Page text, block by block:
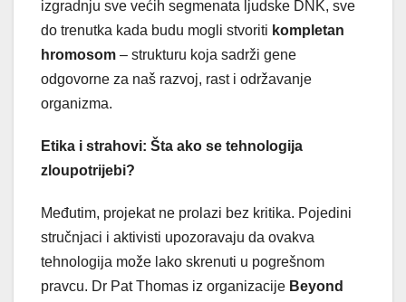
izgradnju sve većih segmenata ljudske DNK, sve
do trenutka kada budu mogli stvoriti kompletan
hromosom – strukturu koja sadrži gene
odgovorne za naš razvoj, rast i održavanje
organizma.
Etika i strahovi: Šta ako se tehnologija
zloupotrijebi?
Međutim, projekat ne prolazi bez kritika. Pojedini
stručnjaci i aktivisti upozoravaju da ovakva
tehnologija može lako skrenuti u pogrešnom
pravcu. Dr Pat Thomas iz organizacije Beyond